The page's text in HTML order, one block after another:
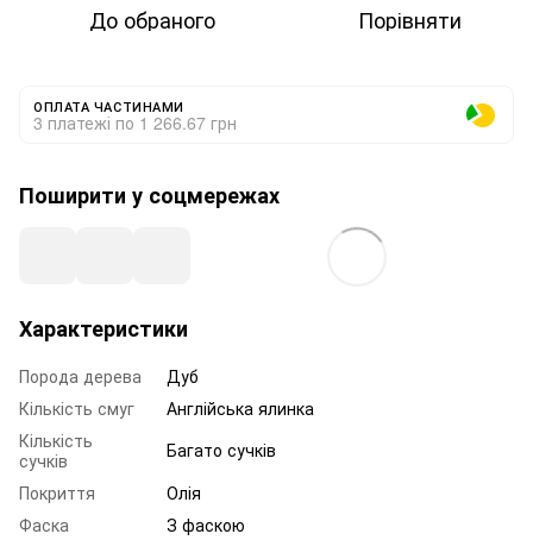
До обраного Порівняти
ОПЛАТА ЧАСТИНАМИ
3 платежі по 1 266.67 грн
Поширити у соцмережах
Характеристики
Порода дерева
Дуб
Кількість смуг
Англійська ялинка
Кількість
сучків
Багато сучків
Покриття
Олія
Фаска
З фаскою